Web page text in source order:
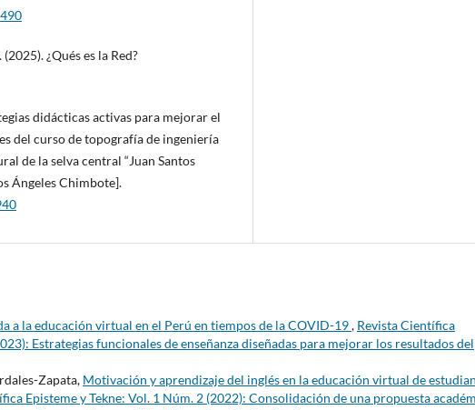
¿Qués es la Red?
didácticas activas para mejorar el
del curso de topografía de ingeniería
de la selva central “Juan Santos
Ángeles Chimbote].
a la educación virtual en el Perú en tiempos de la COVID-19, Revista Científica
Estrategias funcionales de enseñanza diseñadas para mejorar los resultados del
Zapata, Motivación y aprendizaje del inglés en la educación virtual de
Episteme y Tekne: Vol. 1 Núm. 2 (2022): Consolidación de una propuesta